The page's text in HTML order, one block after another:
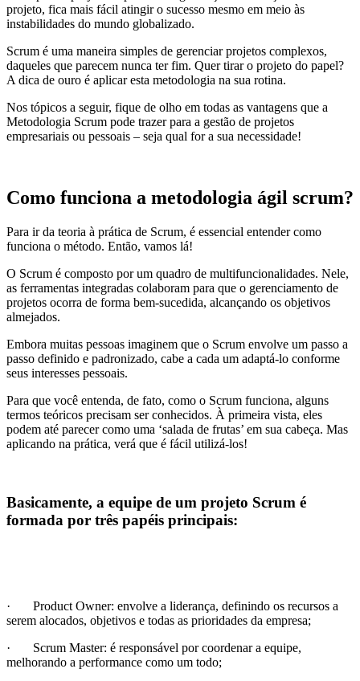
projeto, fica mais fácil atingir o sucesso mesmo em meio às
instabilidades do mundo globalizado.
Scrum é uma maneira simples de gerenciar projetos complexos,
daqueles que parecem nunca ter fim. Quer tirar o projeto do papel?
A dica de ouro é aplicar esta metodologia na sua rotina.
Nos tópicos a seguir, fique de olho em todas as vantagens que a
Metodologia Scrum pode trazer para a gestão de projetos
empresariais ou pessoais – seja qual for a sua necessidade!
Como funciona a metodologia ágil scrum?
Para ir da teoria à prática de Scrum, é essencial entender como
funciona o método. Então, vamos lá!
O Scrum é composto por um quadro de multifuncionalidades. Nele,
as ferramentas integradas colaboram para que o gerenciamento de
projetos ocorra de forma bem-sucedida, alcançando os objetivos
almejados.
Embora muitas pessoas imaginem que o Scrum envolve um passo a
passo definido e padronizado, cabe a cada um adaptá-lo conforme
seus interesses pessoais.
Para que você entenda, de fato, como o Scrum funciona, alguns
termos teóricos precisam ser conhecidos. À primeira vista, eles
podem até parecer como uma ‘salada de frutas’ em sua cabeça. Mas
aplicando na prática, verá que é fácil utilizá-los!
Basicamente, a equipe de um projeto Scrum é
formada por três papéis principais:
· Product Owner: envolve a liderança, definindo os recursos a
serem alocados, objetivos e todas as prioridades da empresa;
· Scrum Master: é responsável por coordenar a equipe,
melhorando a performance como um todo;